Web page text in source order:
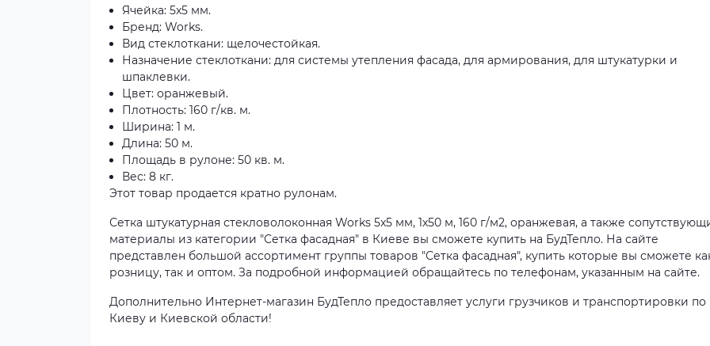
Ячейка: 5x5 мм.
Бренд: Works.
Вид стеклоткани: щелочестойкая.
Назначение стеклоткани: для системы утепления фасада, для армирования, для штукатурки и
шпаклевки.
Цвет: оранжевый.
Плотность: 160 г/кв. м.
Ширина: 1 м.
Длина: 50 м.
Площадь в рулоне: 50 кв. м.
Вес: 8 кг.
Этот товар продается кратно рулонам.
Сетка штукатурная стекловолоконная Works 5x5 мм, 1x50 м, 160 г/м2, оранжевая, а также
материалы из категории "Сетка фасадная" в Киеве вы сможете купить на БудТепло. На сайте
представлен большой ассортимент группы товаров "Сетка фасадная", купить которые вы сможете
розницу, так и оптом. За подробной информацией обращайтесь по телефонам, указанным на сайте.
Дополнительно Интернет-магазин БудТепло предоставляет услуги грузчиков и транспортировки по
Киеву и Киевской области!